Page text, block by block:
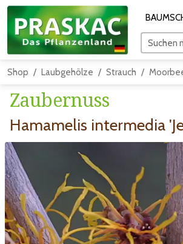
Suchen
Shop Laubgehölze Strauch
Zaubernuss
Hamamelis intermedia